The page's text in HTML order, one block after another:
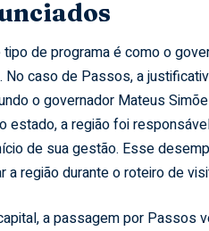
de programa é como o
caso de Passos, a
o governador Mateus
estado, a região foi
de sua gestão. Esse
região durante o roteiro de
a passagem por Passos